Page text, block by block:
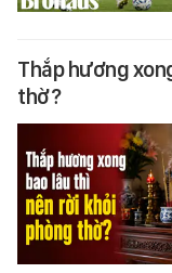
Thắp hương
thờ?